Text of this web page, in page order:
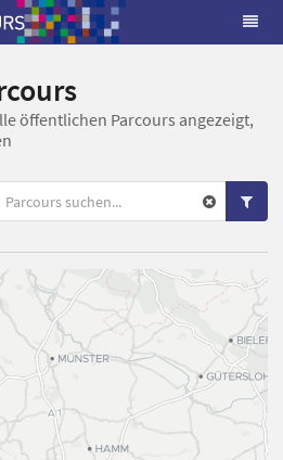
öffentlichen Parcours angezeigt,